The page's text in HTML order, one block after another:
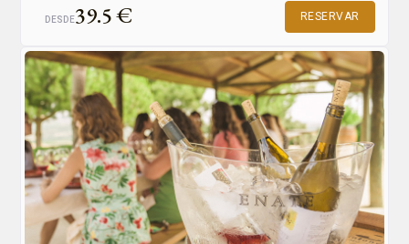
DESDE39.5 € RESERVAR